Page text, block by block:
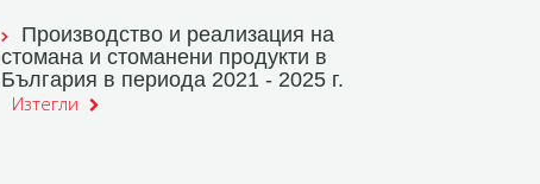
Производство и реализация на
стомана и стоманени продукти в
България в периода 2021 - 2025 г.
Изтегли